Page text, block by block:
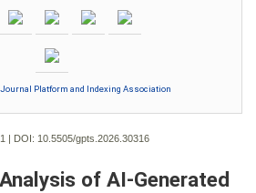
Platform and Indexing Association
| DOI: 10.5505/gpts.2026.30316
of AI-Generated